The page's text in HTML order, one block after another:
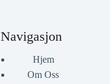
Navigasjon
Hjem
Om Oss